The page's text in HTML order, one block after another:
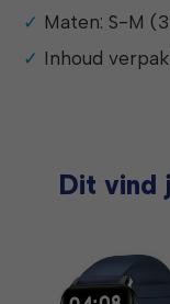
Maten: S-M
Inhoud
Dit vind